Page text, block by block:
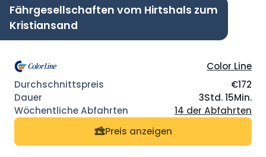
Fährgesellschaften vom Hirtshals zum
Kristiansand
Color Line
€172
3Std. 15Min.
14 der Abfahrten
Preis anzeigen